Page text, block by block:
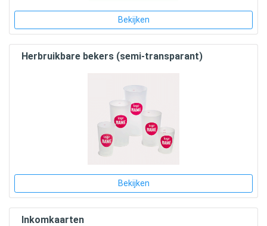
Bekijken
Herbruikbare bekers (semi-transparant)
Bekijken
Inkomkaarten